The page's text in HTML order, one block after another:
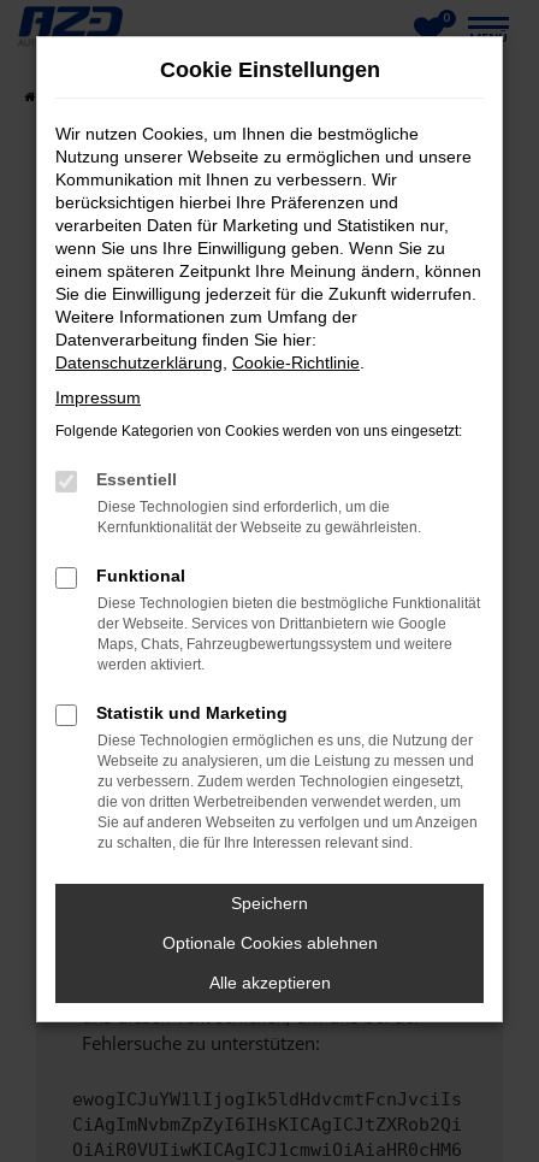
Zum
springen
0
MENÜ
FEHLER: NETWORK ERROR
Beim Laden ist ein Fehler aufgetreten.
Hier sind ein paar Tipps, die dir helfen können:
Überprüfe deine Firewall und deine
Internetverbindung.
Laden andere Webseiten, zum Beispiel deine
Suchmaschine?
Manche Erweiterungen, wie Werbeblocker,
können das Laden bestimmter Seiten
verhindern. Funktioniert die Seite in einem
anderen Browser oder in einem privaten
Fenster?
Starte dein Gerät neu.
Das kann manchmal helfen, vorübergehende
Stelle sicher, dass dein Browser und dein
Betriebssystem auf dem neuesten Stand
sind.
Veraltete Software birgt nicht nur ein
Sicherheitsrisiko, sondern kann auch dazu
führen, dass bestimmte Funktionen nicht mehr
Wende dich an den Webseitenbetreiber.
Wenn du alle oben genannten Schritte versucht
versuchen, das Problem zu beheben. Du kannst
uns diesen Text schicken, um uns bei der
Fehlersuche zu unterstützen:
ewogICJuYW1lIjogIk5ldHdvcmtFcnJvciIs
CiAgImNvbmZpZyI6IHsKICAgICJtZXRob2Qi
OiAiR0VUIiwKICAgICJ1cmwiOiAiaHR0cHM6
Cookie Einstellungen
Wir nutzen Cookies, um Ihnen die bestmögliche
Nutzung unserer Webseite zu ermöglichen und unsere
Kommunikation mit Ihnen zu verbessern. Wir
berücksichtigen hierbei Ihre Präferenzen und
verarbeiten Daten für Marketing und Statistiken nur,
wenn Sie uns Ihre Einwilligung geben. Wenn Sie zu
einem späteren Zeitpunkt Ihre Meinung ändern, können
Sie die Einwilligung jederzeit für die Zukunft widerrufen.
Weitere Informationen zum Umfang der
Datenverarbeitung finden Sie hier:
Datenschutzerklärung Cookie-Richtlinie
Impressum
Folgende Kategorien von Cookies werden von uns eingesetzt:
Essentiell
Diese Technologien sind erforderlich, um die
Kernfunktionalität der Webseite zu gewährleisten.
Funktional
Diese Technologien bieten die bestmögliche Funktionalität
der Webseite. Services von Drittanbietern wie Google
Maps, Chats, Fahrzeugbewertungssystem und weitere
werden aktiviert.
Statistik und Marketing
Diese Technologien ermöglichen es uns, die Nutzung der
Webseite zu analysieren, um die Leistung zu messen und
zu verbessern. Zudem werden Technologien eingesetzt,
die von dritten Werbetreibenden verwendet werden, um
Sie auf anderen Webseiten zu verfolgen und um Anzeigen
zu schalten, die für Ihre Interessen relevant sind.
Speichern
Optionale Cookies ablehnen
Alle akzeptieren